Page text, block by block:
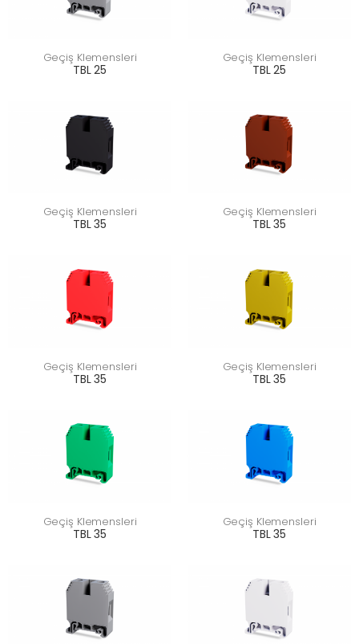
Geçiş Klemensleri
TBL 25
Geçiş Klemensleri
TBL 25
Geçiş Klemensleri
TBL 35
Geçiş Klemensleri
TBL 35
Geçiş Klemensleri
TBL 35
Geçiş Klemensleri
TBL 35
Geçiş Klemensleri
TBL 35
Geçiş Klemensleri
TBL 35